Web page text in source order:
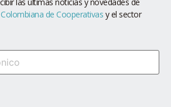
de Cooperativas y el sector